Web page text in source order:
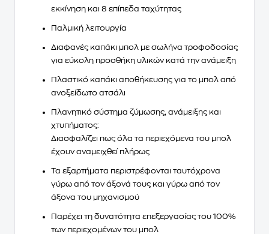
εκκίνηση και 8 επίπεδα ταχύτητας
Παλμική λειτουργία
Διαφανές καπάκι μπολ με σωλήνα τροφοδοσίας
για εύκολη προσθήκη υλικών κατά την ανάμειξη
Πλαστικό καπάκι αποθήκευσης για το μπολ από
ανοξείδωτο ατσάλι
Πλανητικό σύστημα ζύμωσης, ανάμειξης και
χτυπήματος:
Διασφαλίζει πως όλα τα περιεχόμενα του μπολ
έχουν αναμειχθεί πλήρως
Τα εξαρτήματα περιστρέφονται ταυτόχρονα
γύρω από τον άξονά τους και γύρω από τον
άξονα του μηχανισμού
Παρέχει τη δυνατότητα επεξεργασίας του 100%
των περιεχομένων του μπολ